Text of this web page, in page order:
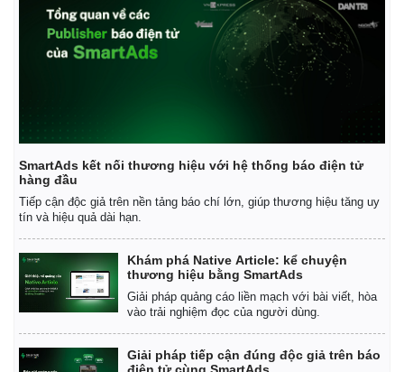
Kinh tế
Thị trường
SmartAds kết nối thương hiệu với hệ thống báo điện tử
hàng đầu
Tiếp cận độc giả trên nền tảng báo chí lớn, giúp thương hiệu tăng uy
tín và hiệu quả dài hạn.
Khám phá Native Article: kể chuyện
thương hiệu bằng SmartAds
Giải pháp quảng cáo liền mạch với bài viết, hòa
vào trải nghiệm đọc của người dùng.
Giải pháp tiếp cận đúng độc giả trên báo